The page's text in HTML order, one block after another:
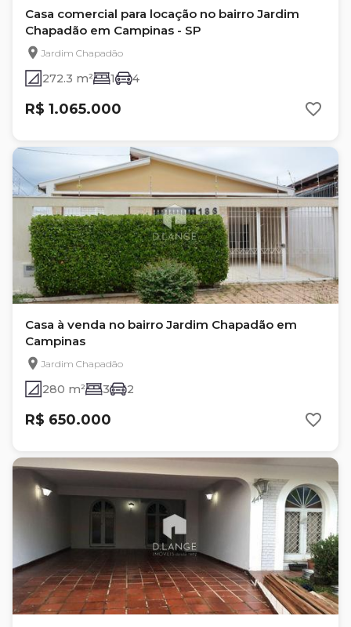
Casa comercial para locação no bairro Jardim
Chapadão em Campinas - SP
Jardim Chapadão
272.3 m² 1 4
R$ 1.065.000
Casa à venda no bairro Jardim Chapadão em
Campinas
Jardim Chapadão
280 m² 3 2
R$ 650.000